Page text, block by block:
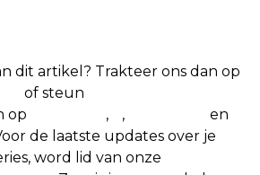
dit artikel? Trakteer ons dan op
of steun
op
, ,
en
de laatste updates over je
word lid van onze